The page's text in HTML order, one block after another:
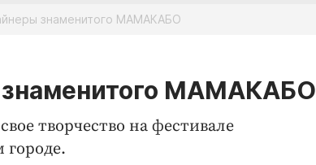
знаменитого МАМАКАБО
знаменитого МАМАКАБО
творчество на фестивале